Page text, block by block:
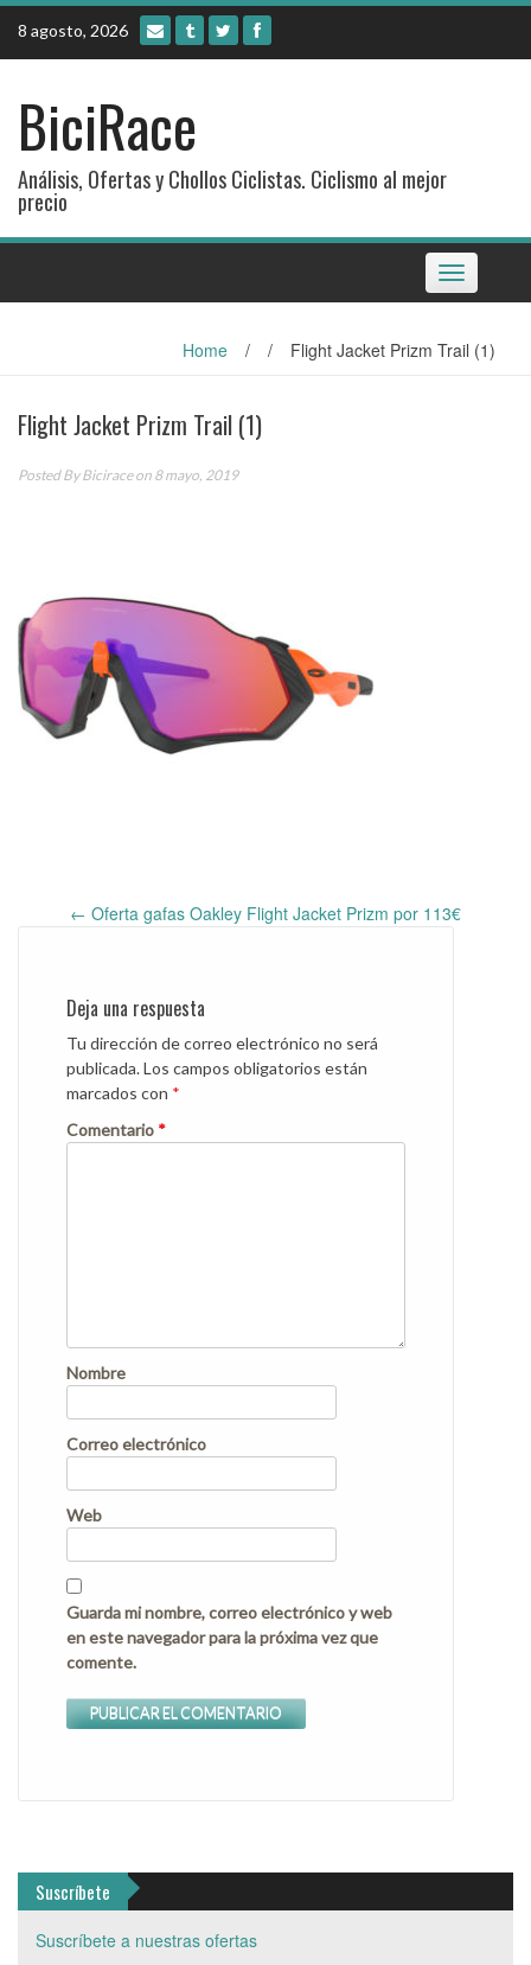
Skip
content
8 agosto, 2026
BiciRace
Análisis, Ofertas y Chollos Ciclistas. Ciclismo al mejor
precio
Toggle
navigation
Home / / Flight Jacket Prizm Trail (1)
Flight Jacket Prizm Trail (1)
Posted ByBiciraceon 8 mayo, 2019
Post
← Oferta gafas Oakley Flight Jacket Prizm por 113€
Deja una respuesta
Tu dirección de correo electrónico no será
publicada.Los campos obligatorios están
marcados con *
Comentario *
Nombre
Correo electrónico
Web
Guarda mi nombre, correo electrónico y web
en este navegador para la próxima vez que
comente.
Suscríbete
Suscríbete a nuestras ofertas